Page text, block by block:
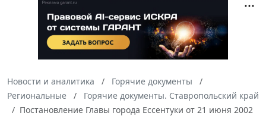
Новости и аналитика
Горячие документы
Региональные
Горячие документы. Ставропольский край
Постановление Главы города Ессентуки от 21 июня 2002